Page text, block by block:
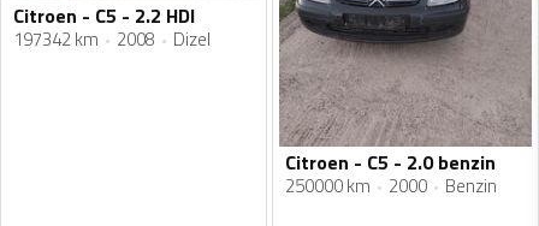
Citroen - C5 - 2.2 HDI
197342 km 2008 Dizel
Citroen - C5 - 2.0 benzin
250000 km 2000 Benzin